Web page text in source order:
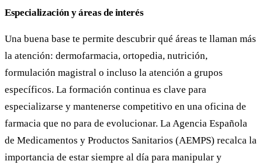
Especialización y áreas de interés
Una buena base te permite descubrir qué áreas te llaman más
la atención: dermofarmacia, ortopedia, nutrición,
formulación magistral o incluso la atención a grupos
específicos. La formación continua es clave para
especializarse y mantenerse competitivo en una oficina de
farmacia que no para de evolucionar. La Agencia Española
de Medicamentos y Productos Sanitarios (AEMPS) recalca la
importancia de estar siempre al día para manipular y